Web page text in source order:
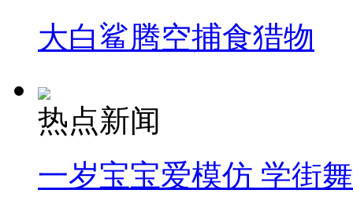
大白鲨腾空捕食猎物
热点新闻
一岁宝宝爱模仿 学街